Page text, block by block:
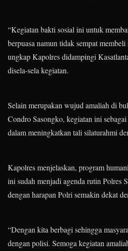
“Kegiatan bakti sosial ini untuk
berpuasa namun tidak sempat
ungkap Kapolres didampingi
disela-sela kegiatan.
Selain merupakan wujud amaliah di
Condro Sasongko, kegiatan ini
dalam meningkatkan tali silaturahmi
Kapolres menjelaskan, program
ini sudah menjadi agenda rutin Polres
dengan harapan Polri semakin dekat
“Dengan kita berbagi sehingga
dengan polisi. Semoga kegiatan